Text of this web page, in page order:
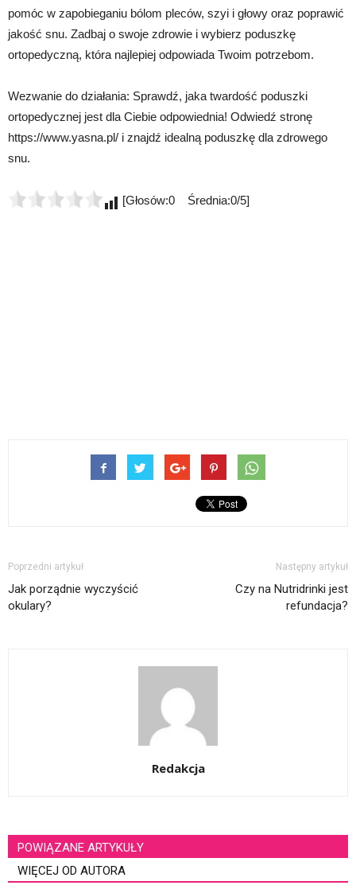
pomóc w zapobieganiu bólom pleców, szyi i głowy oraz poprawić
jakość snu. Zadbaj o swoje zdrowie i wybierz poduszkę
ortopedyczną, która najlepiej odpowiada Twoim potrzebom.
Wezwanie do działania: Sprawdź, jaka twardość poduszki
ortopedycznej jest dla Ciebie odpowiednia! Odwiedź stronę
https://www.yasna.pl/ i znajdź idealną poduszkę dla zdrowego
snu.
[Głosów:0 Średnia:0/5]
Poprzedni artykuł
Jak porządnie wyczyścić
okulary?
Następny artykuł
Czy na Nutridrinki jest
refundacja?
Redakcja
POWIĄZANE ARTYKUŁY
WIĘCEJ OD AUTORA